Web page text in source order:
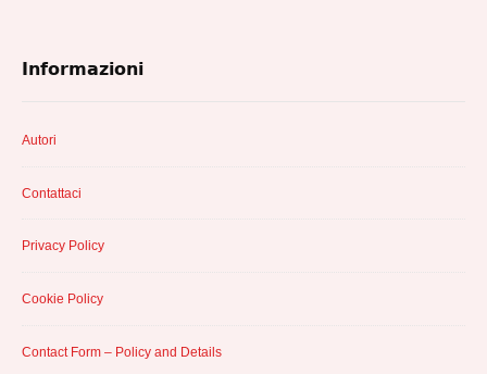
Informazioni
Autori
Contattaci
Privacy Policy
Cookie Policy
Contact Form – Policy and Details